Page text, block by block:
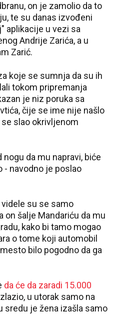
on je zamolio da to
te su danas izvođeni
aplikacije u vezi sa
Andrije Zarića, a u
Zarić.
koje se sumnja da su ih
tokom pripremanja
je niz poruka sa
čije se ime nije našlo
slao okrivljenom
da mu napravi, biće
- navodno je poslao
su se samo
on šalje Mandariću da mu
kako bi tamo mogao
o tome koji automobil
bilo pogodno da ga
da će da zaradi 15.000
u utorak samo na
sredu je žena izašla samo